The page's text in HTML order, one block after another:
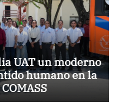
UAT un moderno
humano en la